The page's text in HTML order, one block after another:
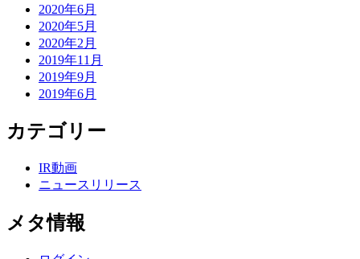
2020年6月
2020年5月
2020年2月
2019年11月
2019年9月
2019年6月
カテゴリー
IR動画
ニュースリリース
メタ情報